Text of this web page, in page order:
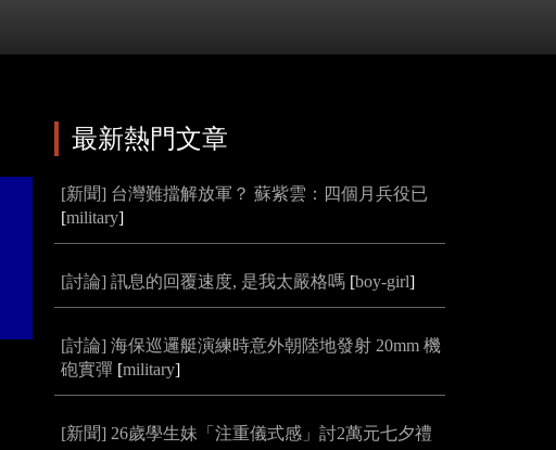
最新熱門文章
[新聞] 台灣難擋解放軍？ 蘇紫雲：四個月兵役已
[military]
[討論] 訊息的回覆速度, 是我太嚴格嗎 [boy-girl]
[討論] 海保巡邏艇演練時意外朝陸地發射 20mm 機
砲實彈 [military]
[新聞] 26歲學生妹「注重儀式感」討2萬元七夕禮